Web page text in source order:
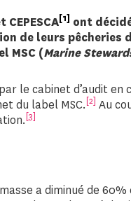
CEPESCA[1] ont
de leurs pêcheries
MSC (Marine
le cabinet d’audit en
du label MSC. [2] Au
[3]
a diminué de 60%